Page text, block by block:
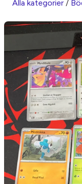
Alla kategorier /